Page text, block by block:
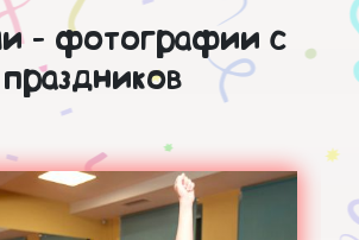
- фотографии с
праздников